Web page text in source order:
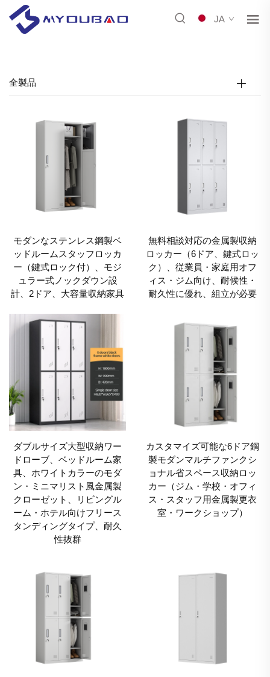
JA
全製品
モダンなステンレス鋼製ベ
ッドルームスタッフロッカ
ー（鍵式ロック付）、モジ
ュラー式ノックダウン設
計、2ドア、大容量収納家具
無料相談対応の金属製収納
ロッカー（6ドア、鍵式ロッ
ク）、従業員・家庭用オフ
ィス・ジム向け、耐候性・
耐久性に優れ、組立が必要
ダブルサイズ大型収納ワー
ドローブ、ベッドルーム家
具、ホワイトカラーのモダ
ン・ミニマリスト風金属製
クローゼット、リビングル
ーム・ホテル向けフリース
タンディングタイプ、耐久
性抜群
カスタマイズ可能な6ドア鋼
製モダンマルチファンクシ
ョナル省スペース収納ロッ
カー（ジム・学校・オフィ
ス・スタッフ用金属製更衣
室・ワークショップ）